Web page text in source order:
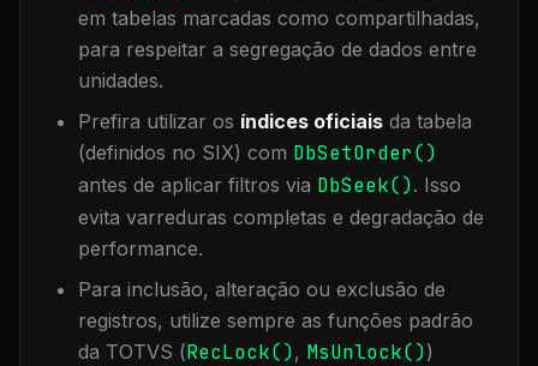
em tabelas marcadas como compartilhadas,
para respeitar a segregação de dados entre
unidades.
Prefira utilizar os índices oficiais da tabela
(definidos no SIX) com DbSetOrder()
antes de aplicar filtros via DbSeek(). Isso
evita varreduras completas e degradação de
performance.
Para inclusão, alteração ou exclusão de
registros, utilize sempre as funções padrão
da TOTVS (RecLock(), MsUnlock())